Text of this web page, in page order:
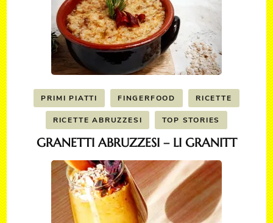
PRIMI PIATTI FINGERFOOD RICETTE
RICETTE ABRUZZESI TOP STORIES
GRANETTI ABRUZZESI – LI GRANITT